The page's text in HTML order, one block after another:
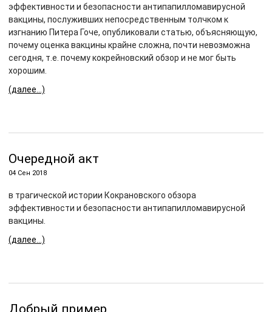
эффективности и безопасности антипапилломавирусной
вакцины, послуживших непосредственным толчком к
изгнанию Питера Гоче, опубликовали статью, объясняющую,
почему оценка вакцины крайне сложна, почти невозможна
сегодня, т.е. почему кокрейновский обзор и не мог быть
хорошим.
(далее…)
Очередной акт
04 Сен 2018
в трагической истории Кокрановского обзора
эффективности и безопасности антипапилломавирусной
вакцины.
(далее…)
Добрый пример